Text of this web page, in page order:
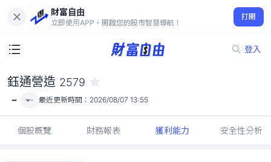
財富自由
立即使用APP，開啟您的股市智慧導航！
打開
登入
-
鈺通營造 2579
- - 最近更新時間： 2026/08/07 13:55
個股概覽 財務報表 獲利能力 安全性分析